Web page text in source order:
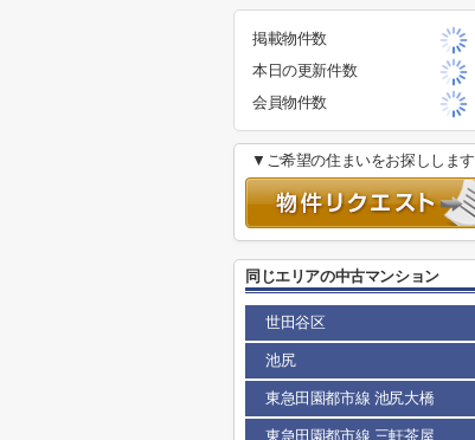
掲載物件数
本日の更新件数
会員物件数
▼ご希望の住まいをお探しします
同じエリアの中古マンション
世田谷区
池尻
東急田園都市線 池尻大橋
東急田園都市線 三軒茶屋